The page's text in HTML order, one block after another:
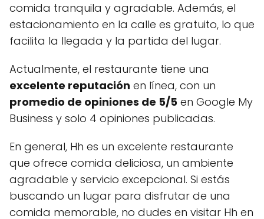
comida tranquila y agradable. Además, el
estacionamiento en la calle es gratuito, lo que
facilita la llegada y la partida del lugar.
Actualmente, el restaurante tiene una
excelente reputación en línea, con un
promedio de opiniones de 5/5 en Google My
Business y solo 4 opiniones publicadas.
En general, Hh es un excelente restaurante
que ofrece comida deliciosa, un ambiente
agradable y servicio excepcional. Si estás
buscando un lugar para disfrutar de una
comida memorable, no dudes en visitar Hh en